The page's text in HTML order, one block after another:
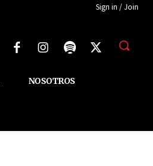
Sign in / Join
NOSOTROS